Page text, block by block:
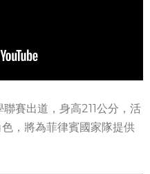
賽出道，身高211公分，活
，將為菲律賓國家隊提供